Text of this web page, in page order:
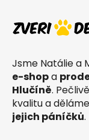
Jsme Natálie a
e-shopa
Hlučíně.
kvalitu a
jejich páníčků